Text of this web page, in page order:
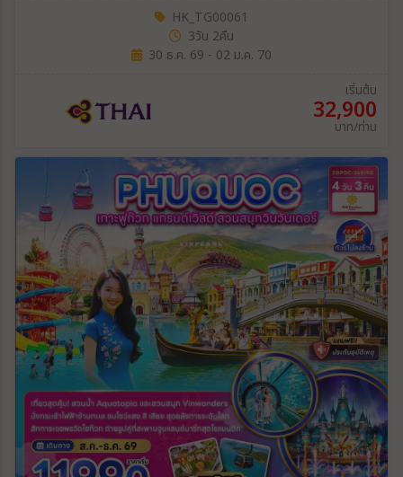
HK_TG00061
3วัน 2คืน
30 ธ.ค. 69 - 02 ม.ค. 70
เริ่มต้น
32,900
บาท/ท่าน